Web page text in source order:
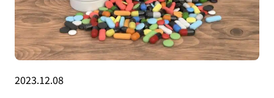
2023.12.08